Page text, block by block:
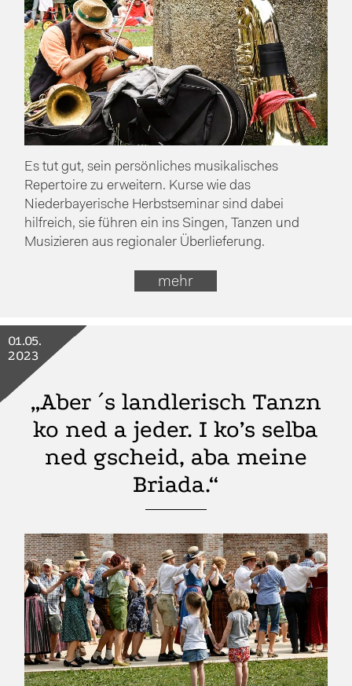
Es tut gut, sein persönliches musikalisches
Repertoire zu erweitern. Kurse wie das
Niederbayerische Herbstseminar sind dabei
hilfreich, sie führen ein ins Singen, Tanzen und
Musizieren aus regionaler Überlieferung.
mehr
„Aber ´s landlerisch Tanzn
ko ned a jeder. I ko’s selba
ned gscheid, aba meine
Briada.“
01.05.
2023